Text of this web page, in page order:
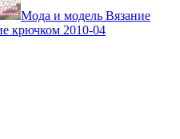
Мода и модель Вязание
крючком 2010-04